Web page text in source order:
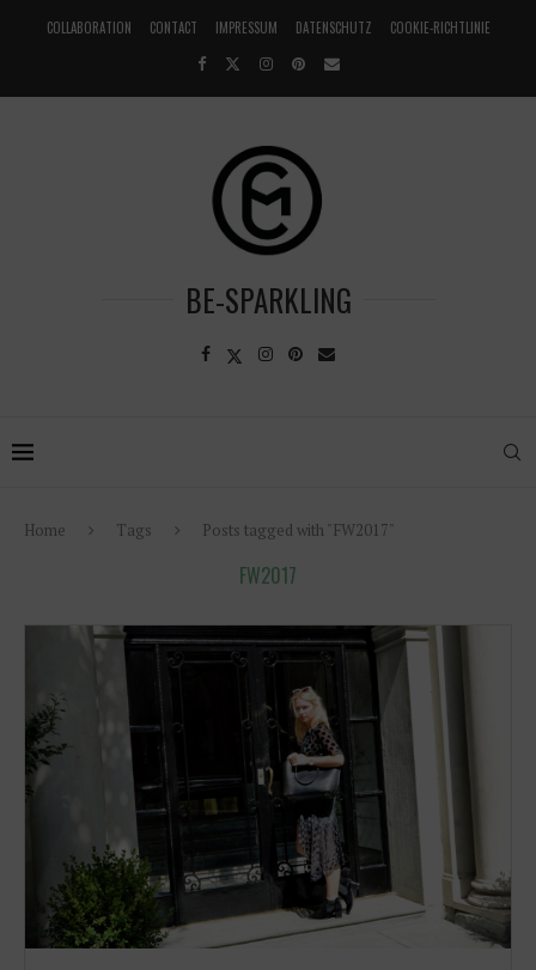
COLLABORATION CONTACT IMPRESSUM DATENSCHUTZ COOKIE-RICHTLINIE
BE-SPARKLING
Home Tags Posts tagged with "FW2017"
FW2017